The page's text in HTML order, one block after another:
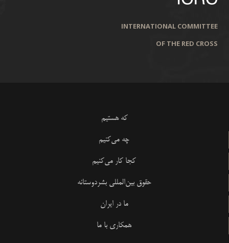
INTERNATIONAL COMMITTEE
OF THE RED CROSS
که هستیم
چه می‌کنیم
کجا کار می‌کنیم
حقوق بین‌المللی بشردوستانه
ما در ایران
همکاری با ما